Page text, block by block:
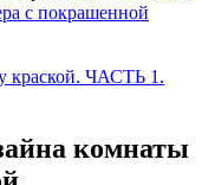
с покрашенной
краской. ЧАСТЬ 1.
комнаты